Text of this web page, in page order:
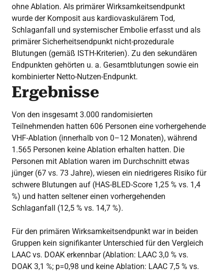
ohne Ablation. Als primärer Wirksamkeitsendpunkt
wurde der Komposit aus kardiovaskulärem Tod,
Schlaganfall und systemischer Embolie erfasst und als
primärer Sicherheitsendpunkt nicht-prozedurale
Blutungen (gemäß ISTH-Kriterien). Zu den sekundären
Endpunkten gehörten u. a. Gesamtblutungen sowie ein
kombinierter Netto-Nutzen-Endpunkt.
Ergebnisse
Von den insgesamt 3.000 randomisierten
Teilnehmenden hatten 606 Personen eine vorhergehende
VHF-Ablation (innerhalb von 0–12 Monaten), während
1.565 Personen keine Ablation erhalten hatten. Die
Personen mit Ablation waren im Durchschnitt etwas
jünger (67 vs. 73 Jahre), wiesen ein niedrigeres Risiko für
schwere Blutungen auf (HAS-BLED-Score 1,25 % vs. 1,4
%) und hatten seltener einen vorhergehenden
Schlaganfall (12,5 % vs. 14,7 %).
Für den primären Wirksamkeitsendpunkt war in beiden
Gruppen kein signifikanter Unterschied für den Vergleich
LAAC vs. DOAK erkennbar (Ablation: LAAC 3,0 % vs.
DOAK 3,1 %; p=0,98 und keine Ablation: LAAC 7,5 % vs.